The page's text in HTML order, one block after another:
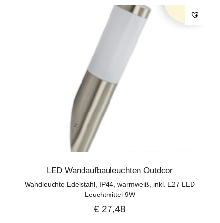
LED Wandaufbauleuchten Outdoor
Wandleuchte Edelstahl, IP44, warmweiß, inkl. E27 LED
Leuchtmittel 9W
€ 27,48